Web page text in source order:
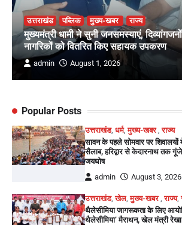
उत्तराखंड पब्लिक मुख्य-खबर राज्य
मुख्यमंत्री धामी ने सुनी जनसमस्याएं,
नागरिकों को वितरित किए सहायक उपकरण
admin August 1, 2026
Popular Posts
उत्तराखंड,धर्म,मुख्य-खबर,राज्य
सावन के पहले सोमवार पर
सैलाब, हरिद्वार से केदारनाथ तक
जयघोष
admin
August 3, 2026
उत्तराखंड,खेल,मुख्य-खबर,राज्य,
थैलेसीमिया जागरूकता के लिए
थैलेसीमिया’ मैराथन, खेल मंत्री रेखा